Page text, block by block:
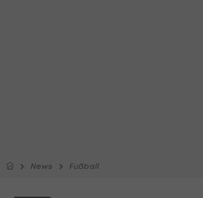
News Fußball